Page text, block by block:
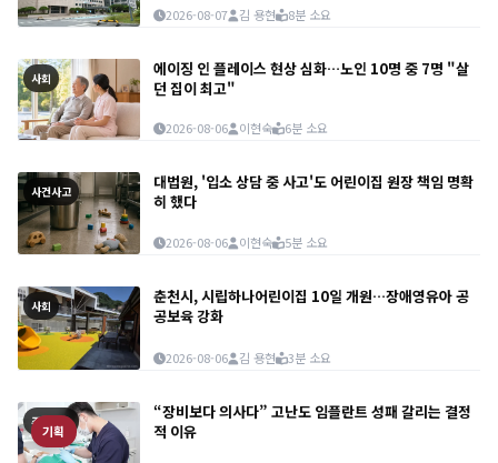
2026-08-07 김 용현 8분 소요
사회
에이징 인 플레이스 현상 심화…노인 10명 중 7명 "살
던 집이 최고"
2026-08-06 이현숙 6분 소요
사건사고
대법원, '입소 상담 중 사고'도 어린이집 원장 책임 명확
히 했다
2026-08-06 이현숙 5분 소요
사회
춘천시, 시립하나어린이집 10일 개원…장애영유아 공
공보육 강화
2026-08-06 김 용현 3분 소요
주요뉴스
기획
“장비보다 의사다” 고난도 임플란트 성패 갈리는 결정
적 이유